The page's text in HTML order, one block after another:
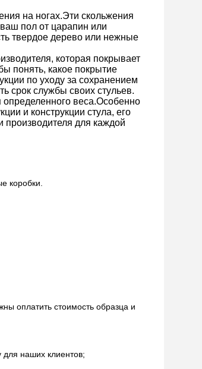
на ногах.Эти скольжения
пол от царапин или
твердое дерево или нежные
которая покрывает
понять, какое покрытие
по уходу за сохранением
срок службы своих стульев.
веса.Особенно
и конструкции стула, его
производителя для каждой
коробки.
оплатить стоимость образца и
наших клиентов;